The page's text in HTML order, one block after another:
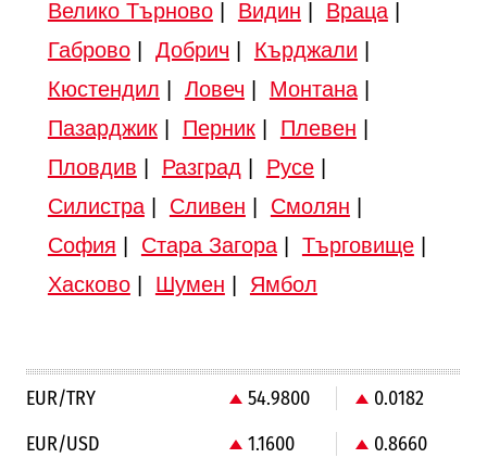
Велико Търново| Видин Враца|
Габрово| Добрич Кърджали
Кюстендил
Ловеч Монтана|
Пазарджик| Перник| Плевен
Пловдив
Разград Русе|
Силистра| Сливен Смолян
София
Стара Загора| Търговище|
Хасково| Шумен Ямбол
EUR/TRY 54.9800
0.0182
EUR/USD
1.1600 0.8660